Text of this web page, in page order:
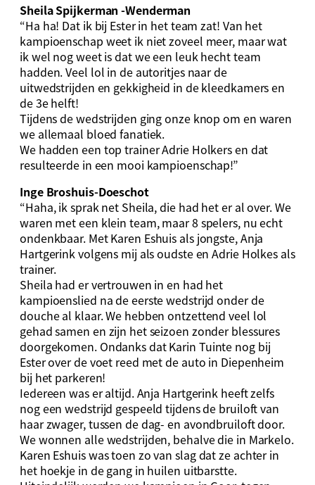
Sheila Spijkerman -Wenderman
“Ha ha! Dat ik bij Ester in het team zat! Van het
kampioenschap weet ik niet zoveel meer, maar wat
ik wel nog weet is dat we een leuk hecht team
hadden. Veel lol in de autoritjes naar de
uitwedstrijden en gekkigheid in de kleedkamers en
de 3e helft!
Tijdens de wedstrijden ging onze knop om en waren
we allemaal bloed fanatiek.
We hadden een top trainer Adrie Holkers en dat
resulteerde in een mooi kampioenschap!”
Inge Broshuis-Doeschot
“Haha, ik sprak net Sheila, die had het er al over. We
waren met een klein team, maar 8 spelers, nu echt
ondenkbaar. Met Karen Eshuis als jongste, Anja
Hartgerink volgens mij als oudste en Adrie Holkes als
trainer.
Sheila had er vertrouwen in en had het
kampioenslied na de eerste wedstrijd onder de
douche al klaar. We hebben ontzettend veel lol
gehad samen en zijn het seizoen zonder blessures
doorgekomen. Ondanks dat Karin Tuinte nog bij
Ester over de voet reed met de auto in Diepenheim
bij het parkeren!
Iedereen was er altijd. Anja Hartgerink heeft zelfs
nog een wedstrijd gespeeld tijdens de bruiloft van
haar zwager, tussen de dag- en avondbruiloft door.
We wonnen alle wedstrijden, behalve die in Markelo.
Karen Eshuis was toen zo van slag dat ze achter in
het hoekje in de gang in huilen uitbarstte.